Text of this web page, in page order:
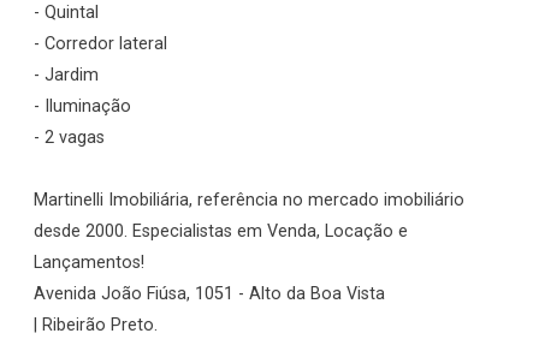
- Quintal
- Corredor lateral
- Jardim
- Iluminação
- 2 vagas
Martinelli Imobiliária, referência no mercado imobiliário
desde 2000. Especialistas em Venda, Locação e
Lançamentos!
Avenida João Fiúsa, 1051 - Alto da Boa Vista
| Ribeirão Preto.